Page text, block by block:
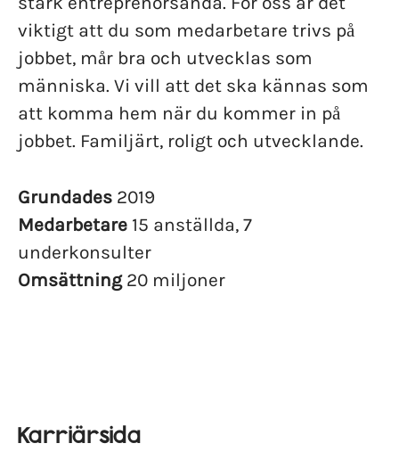
viktigt att du som medarbetare trivs på
jobbet, mår bra och utvecklas som
människa. Vi vill att det ska kännas som
att komma hem när du kommer in på
jobbet. Familjärt, roligt och utvecklande.
Grundades 2019
Medarbetare 15 anställda, 7
underkonsulter
Omsättning 20 miljoner
Karriärsida